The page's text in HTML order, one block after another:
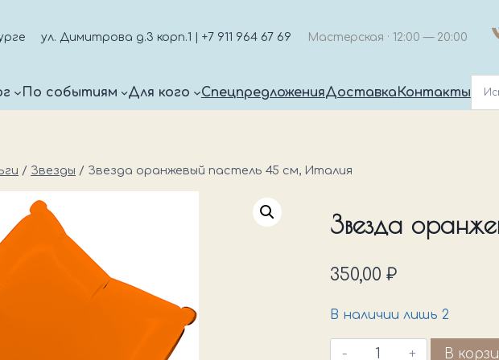
ул. Димитрова д.3 корп.1 | +7 911 964 67 69 Мастерская · 12:00 — 20:00
По событиям Для кого СпецпредложенияДоставка Контакты
/ Звезды / Звезда оранжевый пастель 45 см, Италия
Звезда
350,00 ₽
В наличии лишь 2
КоличествоВ